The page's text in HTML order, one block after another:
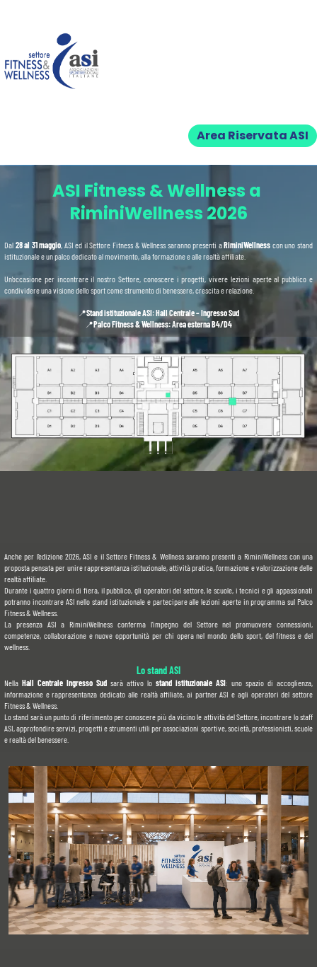
Area Riservata ASI
ASI Fitness & Wellness a
RiminiWellness 2026
Dal 28 al 31 maggio, ASI ed il Settore Fitness & Wellness saranno presenti a RiminiWellness con uno stand
istituzionale e un palco dedicato al movimento, alla formazione e alle realtà affiliate.
Un’occasione per incontrare il nostro Settore, conoscere i progetti, vivere lezioni aperte al pubblico e
condividere una visione dello sport come strumento di benessere, crescita e relazione.
📍Stand istituzionale ASI: Hall Centrale – Ingresso Sud
📍Palco Fitness & Wellness: Area esterna B4/D4
Anche per l’edizione 2026, ASI e il Settore Fitness & Wellness saranno presenti a RiminiWellness con una
proposta pensata per unire rappresentanza istituzionale, attività pratica, formazione e valorizzazione delle
realtà affiliate.
Durante i quattro giorni di fiera, il pubblico, gli operatori del settore, le scuole, i tecnici e gli appassionati
potranno incontrare ASI nello stand istituzionale e partecipare alle lezioni aperte in programma sul Palco
Fitness & Wellness.
La presenza ASI a RiminiWellness conferma l’impegno del Settore nel promuovere connessioni,
competenze, collaborazione e nuove opportunità per chi opera nel mondo dello sport, del fitness e del
wellness.
Lo stand ASI
Nella Hall Centrale Ingresso Sud sarà attivo lo stand istituzionale ASI: uno spazio di accoglienza,
informazione e rappresentanza dedicato alle realtà affiliate, ai partner ASI e agli operatori del settore
Fitness & Wellness.
Lo stand sarà un punto di riferimento per conoscere più da vicino le attività del Settore, incontrare lo staff
ASI, approfondire servizi, progetti e strumenti utili per associazioni sportive, società, professionisti, scuole
e realtà del benessere.